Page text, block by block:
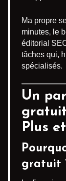
Ma propre
minutes, le
éditorial
tâches qui,
spécialisés.
Un
Plus
gratuit